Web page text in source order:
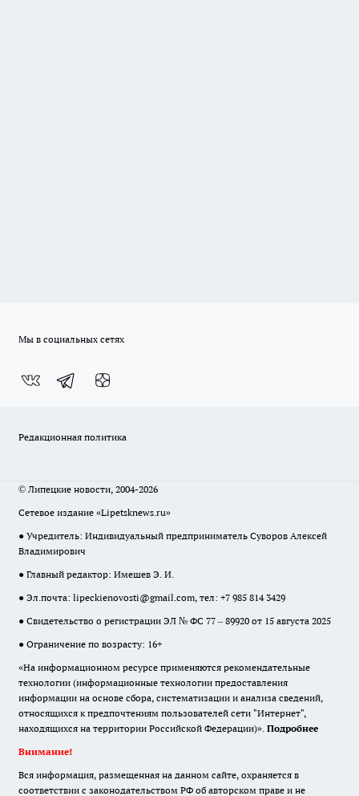
Мы в социальных сетях
Редакционная политика
© Липецкие новости, 2004-2026
Сетевое издание «Lipetsknews.ru»
● Учредитель: Индивидуальный предприниматель Суворов Алексей
Владимирович
● Главный редактор: Имешев Э. И.
● Эл.почта: lipeckienovosti@gmail.com, тел: +7 985 814 3429
● Свидетельство о регистрации ЭЛ № ФС 77 – 89920 от 15 августа 2025
● Ограничение по возрасту: 16+
«На информационном ресурсе применяются рекомендательные
технологии (информационные технологии предоставления
информации на основе сбора, систематизации и анализа сведений,
относящихся к предпочтениям пользователей сети "Интернет",
находящихся на территории Российской Федерации)». Подробнее
Внимание!
Вся информация, размещенная на данном сайте, охраняется в
соответствии с законодательством РФ об авторском праве и не